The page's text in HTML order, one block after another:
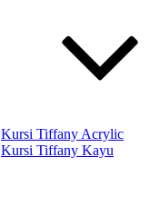
Kursi Tiffany Acrylic
Kursi Tiffany Kayu